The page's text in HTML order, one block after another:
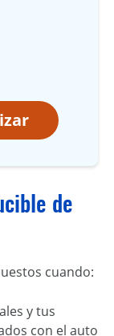
de
cuando:
y tus
con el auto